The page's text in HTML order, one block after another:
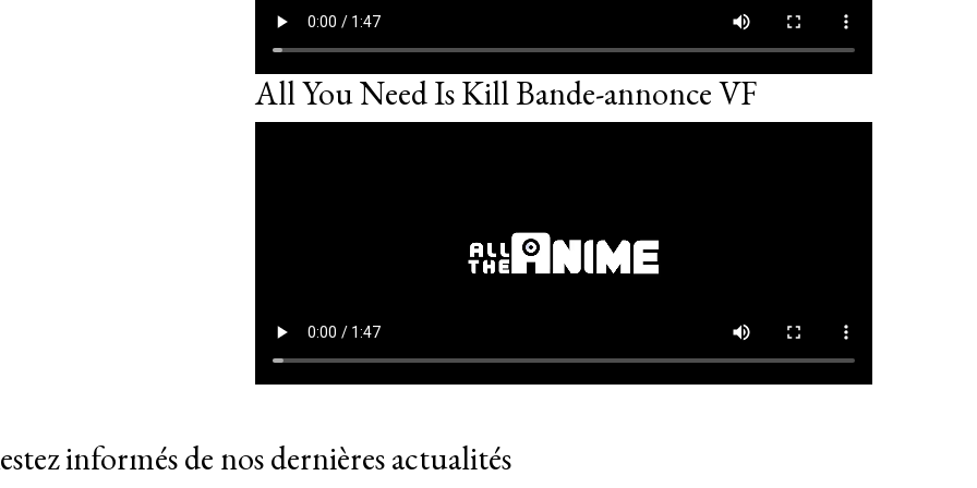
All You Need Is Kill Bande-annonce VF
informés de nos dernières actualités